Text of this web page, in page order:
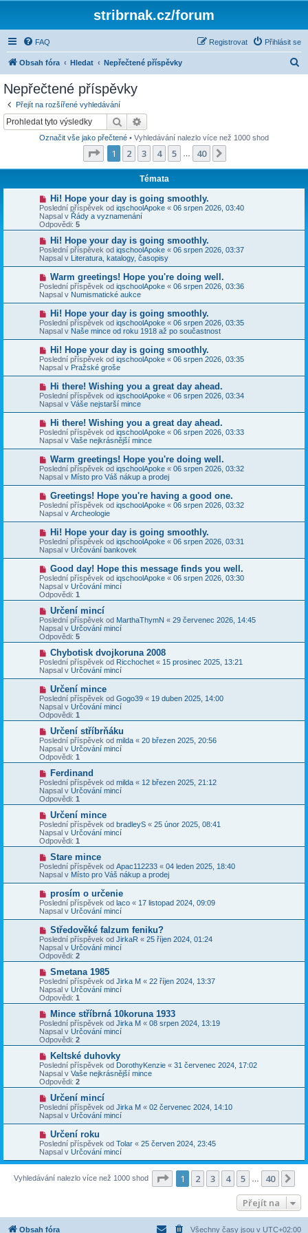
stribrnak.cz/forum
FAQ Přihlásit se
Registrovat
Obsah fóra Hledat Nepřečtené příspěvky
Nepřečtené příspěvky
Přejít na rozšířené vyhledávání
Hledat
Označit vše jako přečtené • Vyhledávání nalezlo více než 1000 shod
Stránka z 40
1 2 3 4 5 40
Témata
N
o
v
ý
p
s
p
v
e
k
Hi! Hope your day is going smoothly.
Poslední příspěvek od iqschoolApoke « 06 srpen 2026, 03:40
Napsal v Řády a vyznamenání
Odpovědi: 5
N
o
v
ý
p
í
s
p
v
e
k
Hi! Hope your day is going smoothly.
Poslední příspěvek od iqschoolApoke « 06 srpen 2026, 03:37
Napsal v Literatura, katalogy, časopisy
N
o
v
ý
p
í
s
p
v
e
k
Warm greetings! Hope you're doing well.
Poslední příspěvek od iqschoolApoke « 06 srpen 2026, 03:36
Napsal v Numismatické aukce
N
o
v
ý
p
í
s
p
v
e
k
Hi! Hope your day is going smoothly.
Poslední příspěvek od iqschoolApoke « 06 srpen 2026, 03:35
Napsal v Naše mince od roku 1918 až po součastnost
N
o
v
ý
p
í
s
p
v
e
k
Hi! Hope your day is going smoothly.
Poslední příspěvek od iqschoolApoke « 06 srpen 2026, 03:35
Napsal v Pražské groše
N
o
v
ý
p
í
s
p
ě
v
e
k
Hi there! Wishing you a great day ahead.
Poslední příspěvek od iqschoolApoke « 06 srpen 2026, 03:34
Napsal v Váše nejstarší mince
N
o
v
ý
p
í
s
p
ě
v
e
k
Hi there! Wishing you a great day ahead.
Poslední příspěvek od iqschoolApoke « 06 srpen 2026, 03:33
Napsal v Vaše nejkrásnější mince
N
o
v
ý
í
s
p
v
e
k
Warm greetings! Hope you're doing well.
Poslední příspěvek od iqschoolApoke « 06 srpen 2026, 03:32
Napsal v Místo pro Váš nákup a prodej
N
o
v
ý
p
í
s
p
ě
v
e
k
Greetings! Hope you're having a good one.
Poslední příspěvek od iqschoolApoke « 06 srpen 2026, 03:32
Napsal v Archeologie
N
o
v
ý
í
s
p
v
e
k
Hi! Hope your day is going smoothly.
Poslední příspěvek od iqschoolApoke « 06 srpen 2026, 03:31
Napsal v Určování bankovek
N
o
v
ý
p
s
p
ě
v
e
k
Good day! Hope this message finds you well.
Poslední příspěvek od iqschoolApoke « 06 srpen 2026, 03:30
Napsal v Určování mincí
Odpovědi: 1
N
o
v
ý
p
s
p
v
e
k
Určení mincí
Poslední příspěvek od MarthaThymN « 29 červenec 2026, 14:45
Napsal v Určování mincí
Odpovědi: 5
N
o
v
ý
p
í
s
p
v
e
k
Chybotisk dvojkoruna 2008
Poslední příspěvek od Ricchochet « 15 prosinec 2025, 13:21
Napsal v Určování mincí
N
o
v
ý
p
s
p
ě
v
e
k
Určení mince
Poslední příspěvek od Gogo39 « 19 duben 2025, 14:00
Napsal v Určování mincí
Odpovědi: 1
N
o
v
ý
p
s
p
ě
v
e
k
Určení stříbrňáku
Poslední příspěvek od milda « 20 březen 2025, 20:56
Napsal v Určování mincí
Odpovědi: 1
N
o
v
ý
p
s
p
ě
v
e
k
Ferdinand
Poslední příspěvek od milda « 12 březen 2025, 21:12
Napsal v Určování mincí
Odpovědi: 1
N
o
v
ý
p
s
p
e
k
Určení mince
Poslední příspěvek od bradleyS « 25 únor 2025, 08:41
Napsal v Určování mincí
Odpovědi: 1
N
o
v
ý
í
s
p
ě
v
e
k
Stare mince
Poslední příspěvek od Apac112233 « 04 leden 2025, 18:40
Napsal v Místo pro Váš nákup a prodej
N
o
v
ý
p
í
s
p
v
e
k
prosím o určenie
Poslední příspěvek od laco « 17 listopad 2024, 09:09
Napsal v Určování mincí
N
o
v
ý
p
s
p
ě
v
e
k
Středověké falzum feniku?
Poslední příspěvek od JirkaR « 25 říjen 2024, 01:24
Napsal v Určování mincí
Odpovědi: 2
N
o
v
ý
p
s
p
ě
v
e
k
Smetana 1985
Poslední příspěvek od Jirka M « 22 říjen 2024, 13:37
Napsal v Určování mincí
Odpovědi: 1
N
o
v
ý
p
s
p
ě
v
e
k
Mince stříbrná 10koruna 1933
Poslední příspěvek od Jirka M « 08 srpen 2024, 13:19
Napsal v Určování mincí
Odpovědi: 2
N
o
v
ý
p
s
p
v
e
k
Keltské duhovky
Poslední příspěvek od DorothyKenzie « 31 červenec 2024, 17:02
Napsal v Vaše nejkrásnější mince
Odpovědi: 2
N
o
v
ý
p
í
s
p
v
Určení mincí
Poslední příspěvek od Jirka M « 02 červenec 2024, 14:10
Napsal v Určování mincí
N
o
v
ý
p
ř
í
k
Určení roku
Poslední příspěvek od Tolar « 25 červen 2024, 23:45
Napsal v Určování mincí
Vyhledávání nalezlo více než 1000 shod Stránka z 40
1 2 3 4 5 40
Přejít na
Obsah fóra Všechny časy jsou v UTC+02:00